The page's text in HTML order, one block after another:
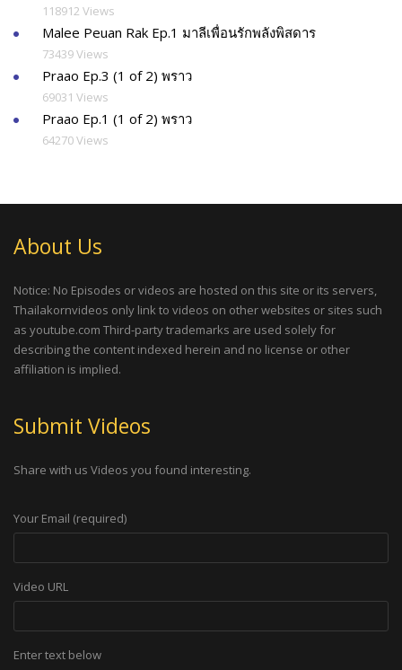
118912 Views
Malee Peuan Rak Ep.1 มาลีเพื่อนรักพลังพิสดาร
73439 Views
Praao Ep.3 (1 of 2) พราว
69031 Views
Praao Ep.1 (1 of 2) พราว
64270 Views
About Us
Notice: No Episodes or videos are hosted on this site or its servers,
Thailakornvideos only link to videos on other websites or sites such
as youtube.com Third-party trademarks are used solely for
describing the content indexed herein and no license or other
affiliation is implied.
Submit Videos
Share with us Videos you found interesting.
Your Email (required)
Video URL
Enter text below